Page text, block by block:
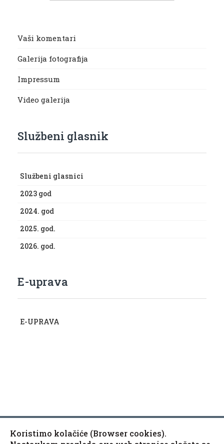
Vaši komentari
Galerija fotografija
Impressum
Video galerija
Službeni glasnik
Službeni glasnici
2023 god
2024. god
2025. god.
2026. god.
E-uprava
E-UPRAVA
Copyright © 2010-2020 Općina Kaptol, Školska 3, 34334
Koristimo kolačiće (Browser cookies).